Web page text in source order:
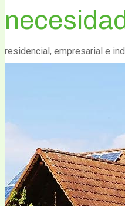
residencial, empresarial e